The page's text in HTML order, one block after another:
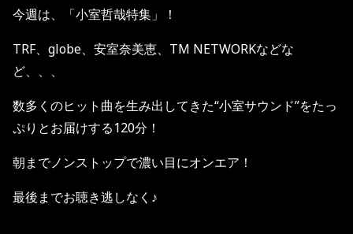
今週は、「小室哲哉特集」！
TRF、 globe、安室奈美恵、 TM NETWORKなどな
ど、、、
数多くのヒット曲を生み出してきた“小室サウンド”をたっ
ぷりとお届けする120分！
朝までノンストップで濃い目にオンエア！
最後までお聴き逃しなく♪